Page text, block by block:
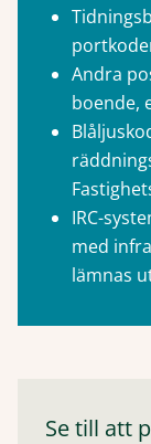
Andra
boende,
IRC-
med
lämnas
Se till att